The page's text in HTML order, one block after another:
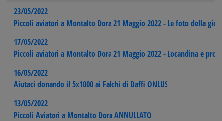
23/05/2022
Piccoli aviatori a Montalto Dora 21 Maggio 2022 - Le foto della
17/05/2022
Piccoli aviatori a Montalto Dora 21 Maggio 2022 - Locandina e
16/05/2022
Aiutaci donando il 5x1000 ai Falchi di Daffi ONLUS
13/05/2022
Piccoli Aviatori a Montalto Dora ANNULLATO